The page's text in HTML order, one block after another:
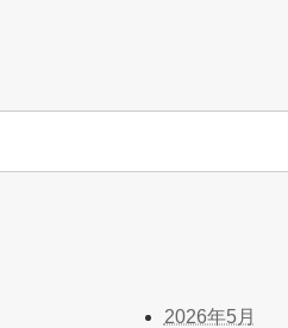
2026年5月